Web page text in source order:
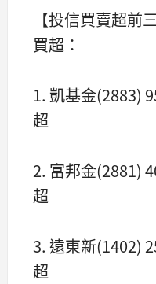
【投信買賣超前
買超：
1. 凱基金(2883)
超
2. 富邦金(2881)
超
3. 遠東新(1402)
超